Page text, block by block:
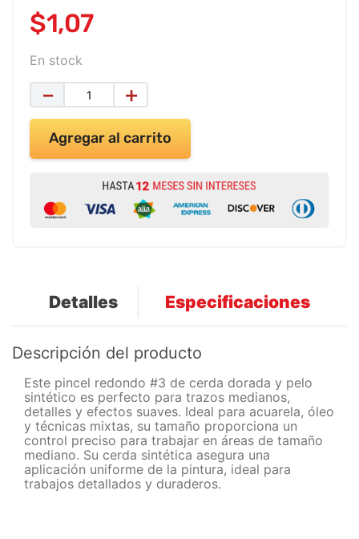
$1,07
En stock
＋
－
Agregar al carrito
Detalles Especificaciones
Descripción del producto
Este pincel redondo #3 de cerda dorada y pelo
sintético es perfecto para trazos medianos,
detalles y efectos suaves. Ideal para acuarela, óleo
y técnicas mixtas, su tamaño proporciona un
control preciso para trabajar en áreas de tamaño
mediano. Su cerda sintética asegura una
aplicación uniforme de la pintura, ideal para
trabajos detallados y duraderos.